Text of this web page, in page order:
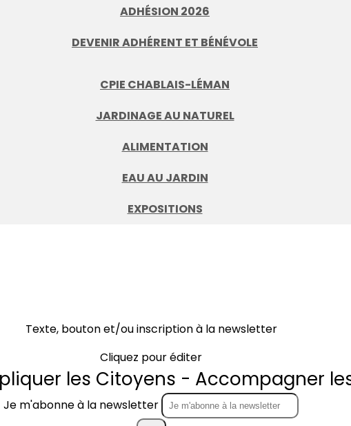
ADHÉSION 2026
DEVENIR ADHÉRENT ET BÉNÉVOLE
CPIE CHABLAIS-LÉMAN
JARDINAGE AU NATUREL
ALIMENTATION
EAU AU JARDIN
EXPOSITIONS
Texte, bouton et/ou inscription à la newsletter
Cliquez pour éditer
les Citoyens - Accompagner
Je m'abonne à la newsletter